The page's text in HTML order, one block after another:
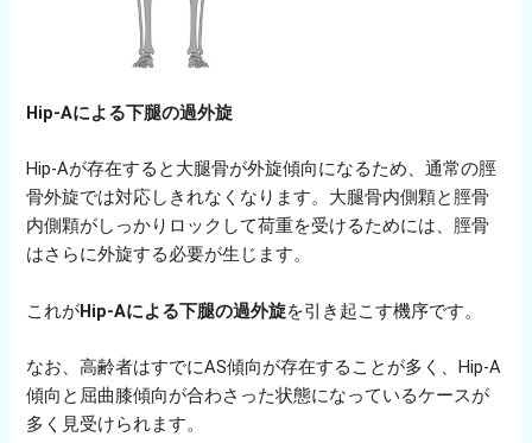
Hip-Aによる下腿の過外旋
Hip-Aが存在すると大腿骨が外旋傾向になるため、通常の脛
骨外旋では対応しきれなくなります。大腿骨内側顆と脛骨
内側顆がしっかりロックして荷重を受けるためには、脛骨
はさらに外旋する必要が生じます。
これがHip-Aによる下腿の過外旋を引き起こす機序です。
なお、高齢者はすでにAS傾向が存在することが多く、Hip-A
傾向と屈曲膝傾向が合わさった状態になっているケースが
多く見受けられます。